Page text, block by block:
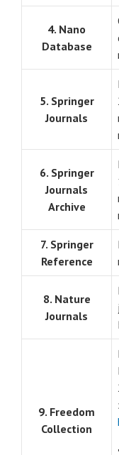
4. Nano
Database
5. Springer
Journals
6. Springer
Journals
Archive
7. Springer
Reference
8. Nature
Journals
9. Freedom
Collection